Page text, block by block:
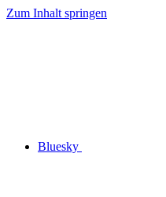
Zum Inhalt springen
Bluesky